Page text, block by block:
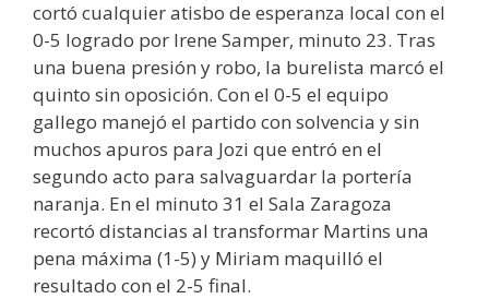
cortó cualquier atisbo de esperanza local con el
0-5 logrado por Irene Samper, minuto 23. Tras
una buena presión y robo, la burelista marcó el
quinto sin oposición. Con el 0-5 el equipo
gallego manejó el partido con solvencia y sin
muchos apuros para Jozi que entró en el
segundo acto para salvaguardar la portería
naranja. En el minuto 31 el Sala Zaragoza
recortó distancias al transformar Martins una
pena máxima (1-5) y Miriam maquilló el
resultado con el 2-5 final.